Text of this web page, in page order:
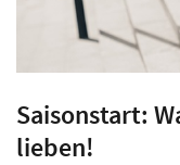
Saisonstart:
lieben!